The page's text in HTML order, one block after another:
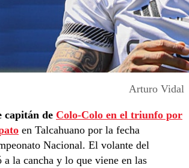
Arturo Vidal
de Colo-Colo en el triunfo por
en Talcahuano por la fecha
Nacional. El volante del
la cancha y lo que viene en las